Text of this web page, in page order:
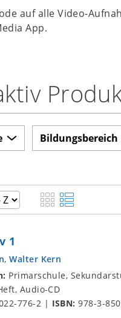
auf alle Video-
App.
Bildungsbereich
1
,Walter Kern
Primarschule,
Audio-CD
776-2 | ISBN:978-3-